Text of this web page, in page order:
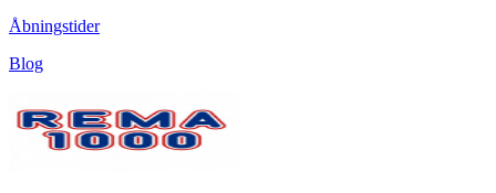
Åbningstider
Blog